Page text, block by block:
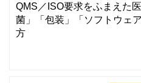
QMS／ISO要求をふまえた
菌」「包装」「ソフトウェ
方